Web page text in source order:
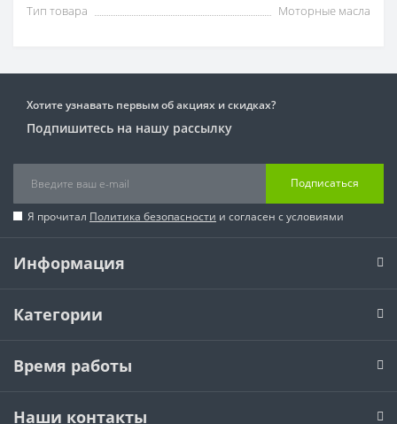
Тип товара
Моторные масла
Хотите узнавать первым об акциях и скидках?
Подпишитесь на нашу рассылку
Подписаться
Я прочитал Политика безопасности и согласен с условиями
Информация
Категории
Время работы
Наши контакты